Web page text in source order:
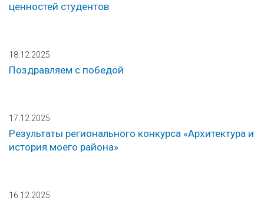
ценностей студентов
18.12.2025
Поздравляем с победой
17.12.2025
Результаты регионального конкурса «Архитектура и
история моего района»
16.12.2025